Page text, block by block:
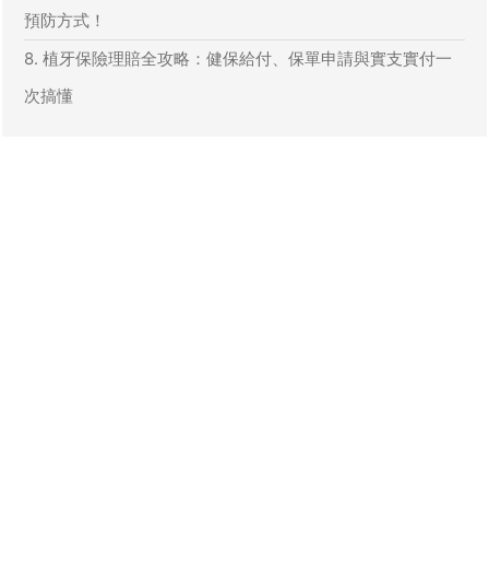
預防方式！
8. 植牙保險理賠全攻略：健保給付、保單申請與實支實付一
次搞懂